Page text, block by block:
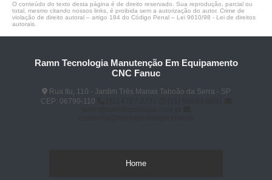
O conteúdo do texto desta página é de direito reservado. Sua reprodução, parcial ou
total, mesmo citando nossos links, é proibida sem a autorização do autor. Crime de
violação de direito autoral – artigo 184 do Código Penal – Lei 9610/98 - Lei de direitos
autorais
Ramn Tecnologia Manutenção Em Equipamento
CNC Fanuc
Rua Itu, 110 - Jardim Três Marias Taboão da Serra - SP
CEP: 06790-110
Home